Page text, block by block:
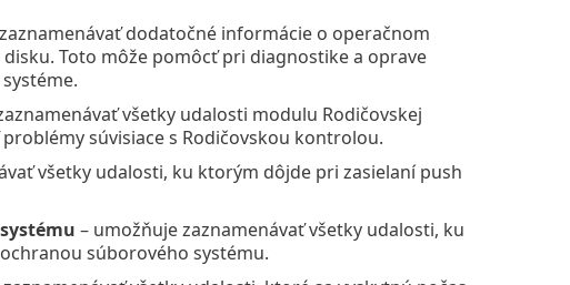
dodatočné informácie o operačnom
Toto môže pomôcť pri diagnostike a oprave
všetky udalosti modulu Rodičovskej
súvisiace s Rodičovskou kontrolou.
všetky udalosti, ku ktorým dôjde pri zasielaní push
– umožňuje zaznamenávať všetky udalosti, ku
súborového systému.